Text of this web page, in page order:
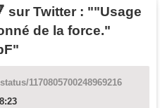
sur Twitter : ""Usage
de la force."
1170805700248969216